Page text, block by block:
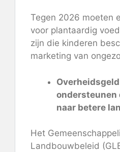
Tegen 2026 moeten
voor plantaardig
zijn die kinderen
marketing van
ondersteunen
naar betere
Het
Landbouwbeleid